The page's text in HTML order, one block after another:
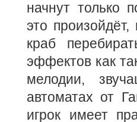
начнут только
это
краб
эффектов как
мелодии,
автоматах от
игрок имеет